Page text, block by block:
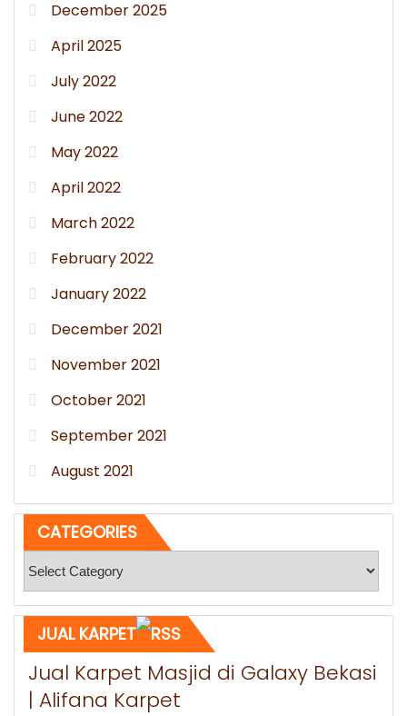
December 2025
April 2025
July 2022
June 2022
May 2022
April 2022
March 2022
February 2022
January 2022
December 2021
November 2021
October 2021
September 2021
August 2021
CATEGORIES
JUAL KARPET
Jual Karpet Masjid di Galaxy Bekasi
| Alifana Karpet